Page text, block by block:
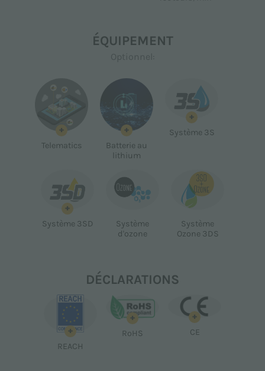
ÉQUIPEMENT
+
Telematics
+
Batterie au
lithium
+
Système 3S
+
Système 3SD
Système
d'ozone
Système
Ozone 3DS
DÉCLARATIONS
+
REACH
+
RoHS
+
CE